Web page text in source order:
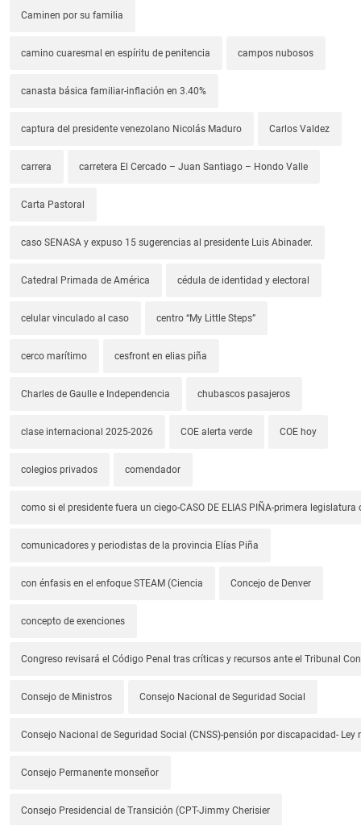
Caminen por su familia
camino cuaresmal en espíritu de penitencia campos nubosos
canasta básica familiar-inflación en 3.40%
captura del presidente venezolano Nicolás Maduro Carlos Valdez
carrera carretera El Cercado – Juan Santiago – Hondo Valle
Carta Pastoral
caso SENASA y expuso 15 sugerencias al presidente Luis Abinader.
Catedral Primada de América cédula de identidad y electoral
celular vinculado al caso centro “My Little Steps”
cerco marítimo cesfront en elias piña
Charles de Gaulle e Independencia chubascos pasajeros
clase internacional 2025-2026 COE alerta verde COE hoy
colegios privados comendador
como si el presidente fuera un ciego-CASO DE ELIAS PIÑA-primera legislatura
comunicadores y periodistas de la provincia Elías Piña
con énfasis en el enfoque STEAM (Ciencia Concejo de Denver
concepto de exenciones
Congreso revisará el Código Penal tras críticas y recursos ante el Tribunal
Consejo de Ministros Consejo Nacional de Seguridad Social
Consejo Nacional de Seguridad Social (CNSS)-pensión por discapacidad- Ley
Consejo Permanente monseñor
Consejo Presidencial de Transición (CPT-Jimmy Cherisier